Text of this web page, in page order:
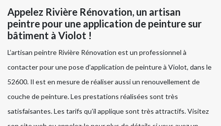
Appelez Rivière Rénovation, un artisan
peintre pour une application de peinture sur
bâtiment à Violot !
L’artisan peintre Rivière Rénovation est un professionnel à
contacter pour une pose d’application de peinture à Violot, dans le
52600. Il est en mesure de réaliser aussi un renouvellement de
couche de peinture. Les prestations réalisées sont très
satisfaisantes. Les tarifs qu’il applique sont très attractifs. Visitez